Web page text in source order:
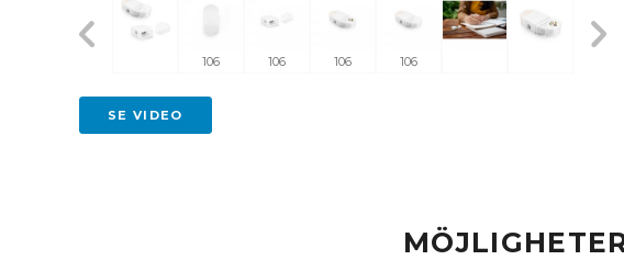
106 106 106 106
SE VIDEO